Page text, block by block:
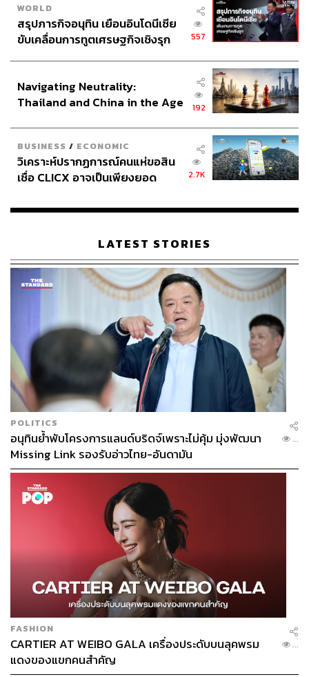
WORLD
สรุปภารกิจอนุทิน เยือนอินโดนีเซีย
ขับเคลื่อนการทูตเศรษฐกิจเชิงรุก
557
Navigating Neutrality:
Thailand and China in the Age
192
BUSINESS / ECONOMIC
วิเคราะห์ปรากฏการณ์คนแห่ขอสิน
เชื่อ CLICX อาจเป็นเพียงยอด
เรือนไทยที่ถูกซุกไว้
2.7K
LATEST STORIES
POLITICS
อนุทินย้ำพับโครงการแลนด์บริดจ์เพราะไม่คุ้ม มุ่งพัฒนา
Missing Link รองรับอ่าวไทย-อันดามัน
...
FASHION
CARTIER AT WEIBO GALA เครื่องประดับบนลุคพรม
แดงของแขกคนสำคัญ
...